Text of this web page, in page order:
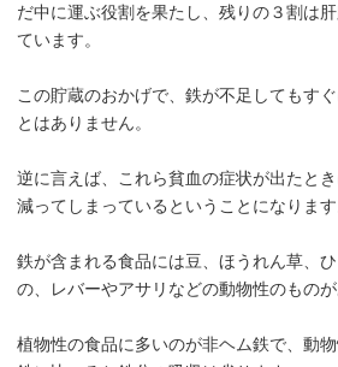
だ中に運ぶ役割を果たし、残りの３割は
ています。
この貯蔵のおかげで、鉄が不足してもす
とはありません。
逆に言えば、これら貧血の症状が出たと
減ってしまっているということになります
鉄が含まれる食品には豆、ほうれん草、
の、レバーやアサリなどの動物性のものが
植物性の食品に多いのが非ヘム鉄で、動